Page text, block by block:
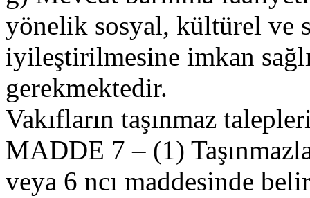
yönelik sosyal, kültürel ve
iyileştirilmesine imkan
gerekmektedir.
Vakıfların taşınmaz
MADDE 7 – (1)
veya 6 ncı maddesinde